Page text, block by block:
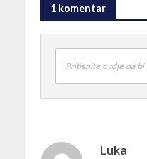
1 komentar
Pritisnite ovdje da
Luka